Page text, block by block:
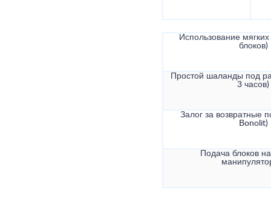
Использование
блоков)
Простой шаланды под
3 часов)
Залог за возвратные
Bonolit)
Подача блоков